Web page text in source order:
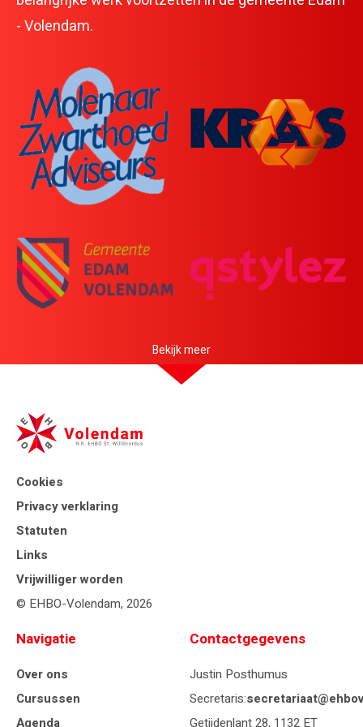
- Volendam.
Bekijk meer
Cookies
Privacy verklaring
Statuten
Links
Vrijwilliger worden
© EHBO-Volendam, 2026
Navigatie
Over ons
Cursussen
Agenda
Contactgegevens
Justin Posthumus
Secretaris:
Getijdenlant 28, 1132 ET